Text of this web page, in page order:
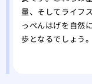
量、そしてライフ
っぺんはげを自然
歩となるでしょう。